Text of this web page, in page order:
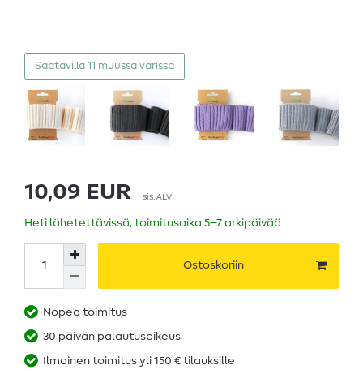
Saatavilla 11 muussa värissä
10,09 EUR sis. ALV
Heti lähetettävissä, toimitusaika 5–7 arkipäivää
Ostoskoriin
Nopea toimitus
30 päivän palautusoikeus
Ilmainen toimitus yli 150 € tilauksille